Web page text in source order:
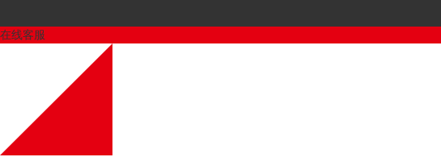
在线客服